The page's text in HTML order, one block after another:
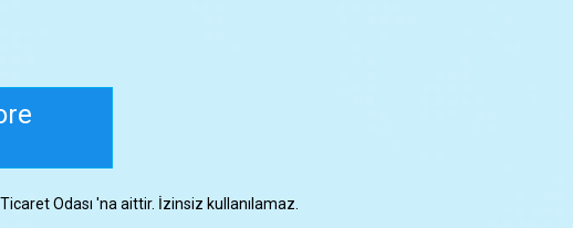
Odası 'na aittir. İzinsiz kullanılamaz.